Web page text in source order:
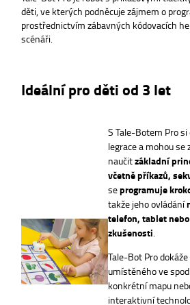
děti, ve kterých podněcuje zájmem o
prostřednictvím zábavných kódovacích
scénáři.
Ideální pro děti od 3 let
S Tale-Botem Pro
legrace a mohou
naučitzákladní
včetně příkazů,
seprogramuje
takže jeho ovládání
telefon, tablet
zkušenosti
Tale-Bot Pro
umístěného ve
konkrétní mapu
interaktivní